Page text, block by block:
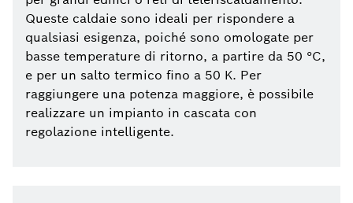
Queste caldaie sono ideali per rispondere a
qualsiasi esigenza, poiché sono omologate per
basse temperature di ritorno, a partire da 50 °C,
e per un salto termico fino a 50 K. Per
raggiungere una potenza maggiore, è possibile
realizzare un impianto in cascata con
regolazione intelligente.